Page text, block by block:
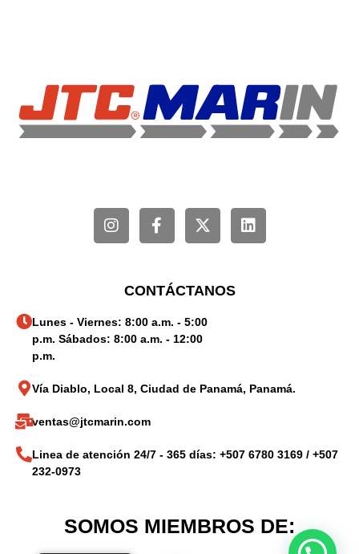
CONTÁCTANOS
Lunes - Viernes: 8:00 a.m. - 5:00
p.m. Sábados: 8:00 a.m. - 12:00
p.m.
Vía Diablo, Local 8, Ciudad de Panamá, Panamá.
ventas@jtcmarin.com
Linea de atención 24/7 - 365 días: +507 6780 3169 / +507
232-0973
SOMOS MIEMBROS DE: